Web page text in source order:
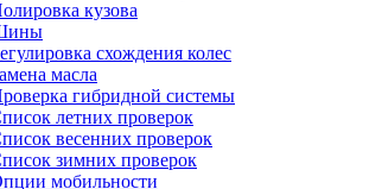
кузова
схождения колес
масла
гибридной системы
летних проверок
весенних проверок
зимних проверок
мобильности